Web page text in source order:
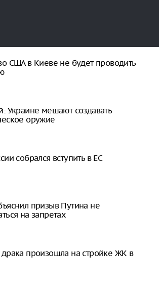
США в Киеве не будет проводить
Украине мешают создавать
оружие
собрался вступить в ЕС
призыв Путина не
на запретах
драка произошла на стройке ЖК в